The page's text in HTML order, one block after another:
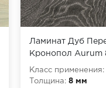
Ламинат Дуб
Кронопол Aurum
Класс применения:
Толщина: 8 мм